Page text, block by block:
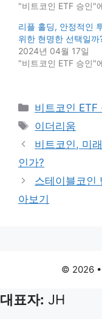
"비트코인 ETF 승인"
리플 홀딩, 안정적인
위한 현명한 선택일까
2024년 04월 17일
"비트코인 ETF 승인"
Categories
비트코인 ETF
Tags
이더리움
비트코인, 미
인가?
스테이블코인
아보기
© 2026
대표자: JH